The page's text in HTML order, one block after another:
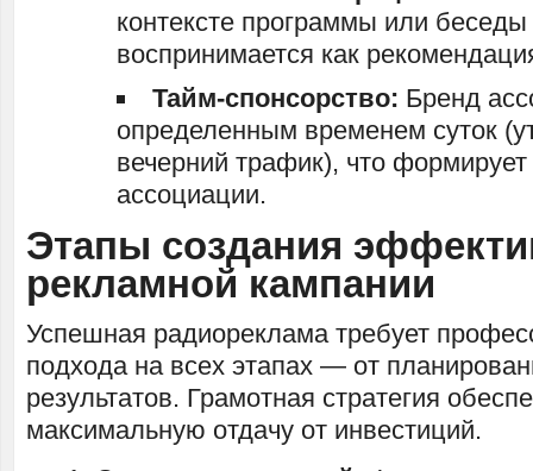
контексте программы или
воспринимается как
Тайм-спонсорство: Бренд
определенным временем суток
вечерний трафик), что
ассоциации.
Этапы создания
рекламной кампании
Успешная радиореклама требует
подхода на всех этапах — от
результатов. Грамотная стратегия
максимальную отдачу от инвестиций.